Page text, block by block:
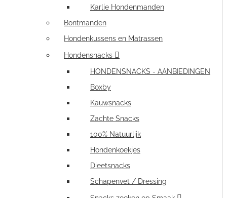
Karlie Hondenmanden
Bontmanden
Hondenkussens en Matrassen
Hondensnacks
HONDENSNACKS - AANBIEDINGEN
Boxby
Kauwsnacks
Zachte Snacks
100% Natuurlijk
Hondenkoekjes
Dieetsnacks
Schapenvet / Dressing